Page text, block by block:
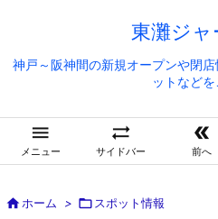
東灘ジ
神戸～阪神間の新規オープンや閉
ットなど

メニュー

サイドバー

前へ
ホーム >  スポット情報